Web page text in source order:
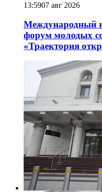
13:5907 авг 2026
Международный
форум молодых
«Траектория